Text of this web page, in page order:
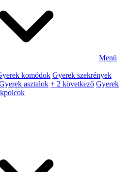
Menü
komódok Gyerek szekrények
asztalok + 2 következő Gyerek